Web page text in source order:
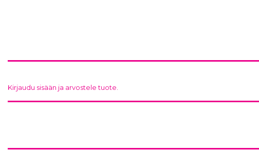
Kirjaudu sisään ja arvostele tuote.